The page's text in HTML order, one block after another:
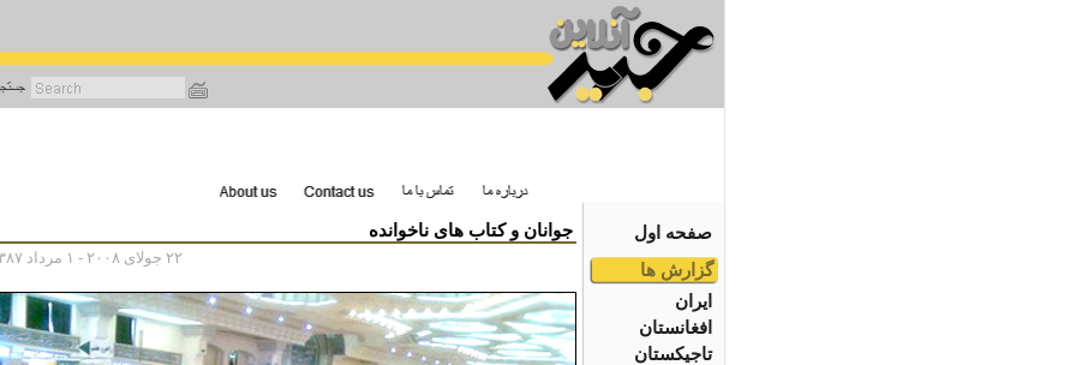
صفحه اول
گزارش ها
ایران
افغانستان
تاجیکستان
جوانان و کتاب های ناخوانده
۲۲ جولای ۲۰۰۸ - ۱ مرداد ۱۳۸۷